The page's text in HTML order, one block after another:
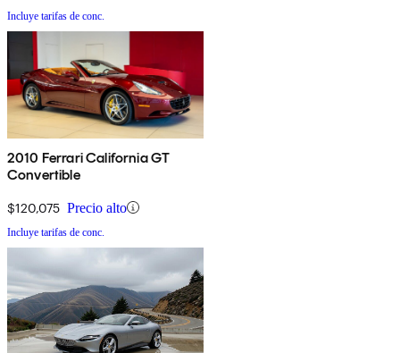
Incluye tarifas de conc.
2010 Ferrari California GT
Convertible
$120,075 Precio alto
Incluye tarifas de conc.